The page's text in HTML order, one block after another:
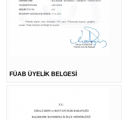
FÜAB ÜYELİK BELGESİ